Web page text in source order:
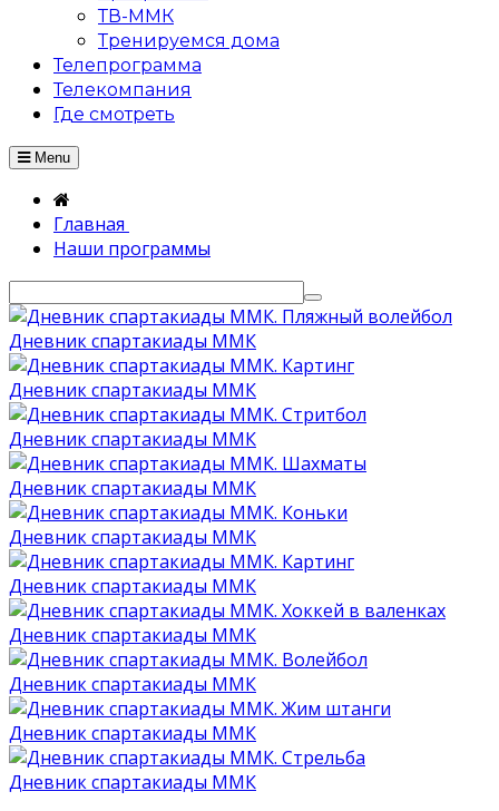
ТВ-ММК
Тренируемся дома
Телепрограмма
Телекомпания
Где смотреть
Menu
Главная
Наши программы
Дневник спартакиады ММК
Дневник спартакиады ММК
Дневник спартакиады ММК
Дневник спартакиады ММК
Дневник спартакиады ММК
Дневник спартакиады ММК
Дневник спартакиады ММК
Дневник спартакиады ММК
Дневник спартакиады ММК
Дневник спартакиады ММК